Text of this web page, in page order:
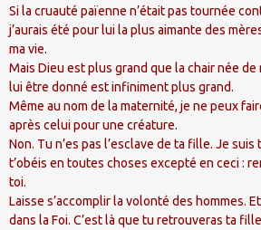
Si la cruauté païenne n’était pas tournée
j’aurais été pour lui la plus aimante des
ma vie.
Mais Dieu est plus grand que la chair née de
lui être donné est infiniment plus grand.
Même au nom de la maternité, je ne peux
après celui pour une créature.
Non. Tu n’es pas l’esclave de ta fille. Je
t’obéis en toutes choses excepté en ceci :
toi.
Laisse s’accomplir la volonté des hommes.
dans la Foi. C’est là que tu retrouveras ta